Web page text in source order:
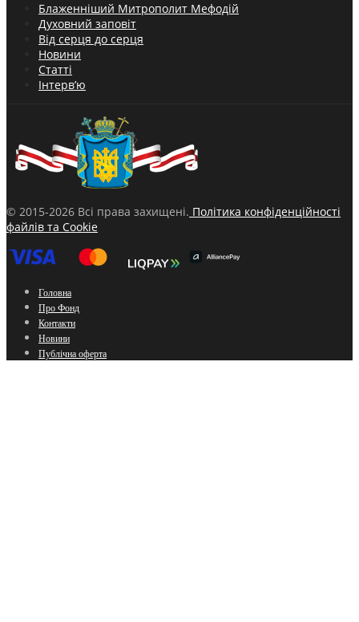
Блаженніший Митрополит Мефодій
Духовний заповіт
Від серця до серця
Новини
Статті
Інтерв’ю
© 2015-2026 Всі права захищені. Політика конфіденційності
файлів та Cookie
Головна
Про Фонд
Контакти
Новини
Публічна оферта